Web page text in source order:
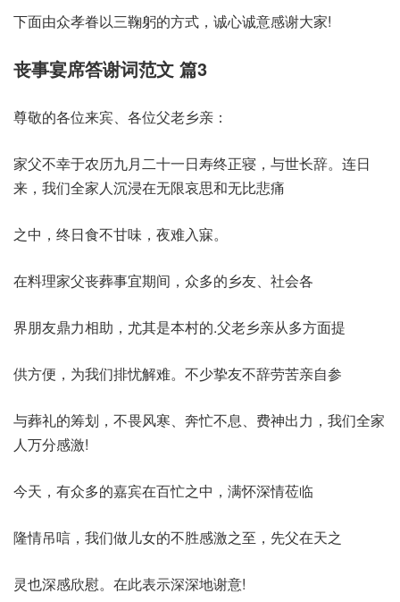
下面由众孝眷以三鞠躬的方式，诚心诚意感谢大家!
丧事宴席答谢词范文 篇3
尊敬的各位来宾、各位父老乡亲：
家父不幸于农历九月二十一日寿终正寝，与世长辞。连日
来，我们全家人沉浸在无限哀思和无比悲痛
之中，终日食不甘味，夜难入寐。
在料理家父丧葬事宜期间，众多的乡友、社会各
界朋友鼎力相助，尤其是本村的.父老乡亲从多方面提
供方便，为我们排忧解难。不少挚友不辞劳苦亲自参
与葬礼的筹划，不畏风寒、奔忙不息、费神出力，我们全家
人万分感激!
今天，有众多的嘉宾在百忙之中，满怀深情莅临
隆情吊唁，我们做儿女的不胜感激之至，先父在天之
灵也深感欣慰。在此表示深深地谢意!